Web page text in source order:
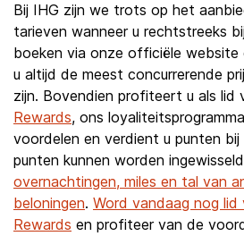
Bij IHG zijn we trots op het
tarieven wanneer u rechtstreeks
boeken via onze officiële website
u altijd de meest concurrerende
zijn. Bovendien profiteert u als lid
Rewards, ons
voordelen en verdient u punten bij
punten kunnen worden
overnachtingen, miles en tal van
beloningen. Word vandaag nog lid
Rewards en profiteer van de